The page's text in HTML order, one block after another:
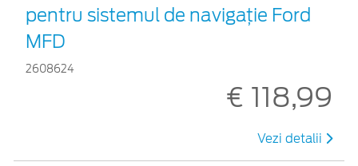
pentru sistemul de navigaţie Ford
MFD
2608624
€ 118,99
Vezi detalii